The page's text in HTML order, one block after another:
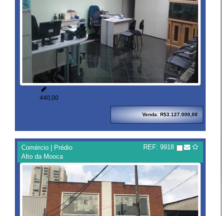

440,00
Venda: R$3.127.000,00
Comércio | Prédio
Alto da Mooca
REF: 9918